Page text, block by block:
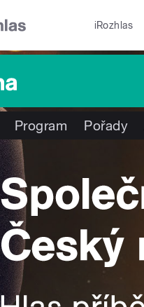
iRozhlas
Program Pořady